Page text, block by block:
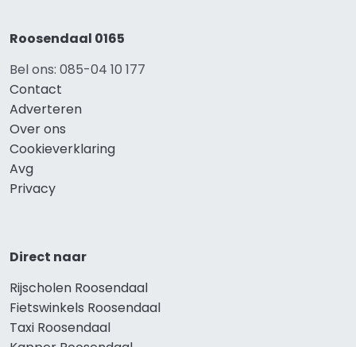
Roosendaal 0165
Bel ons: 085-04 10 177
Contact
Adverteren
Over ons
Cookieverklaring
Avg
Privacy
Direct naar
Rijscholen Roosendaal
Fietswinkels Roosendaal
Taxi Roosendaal